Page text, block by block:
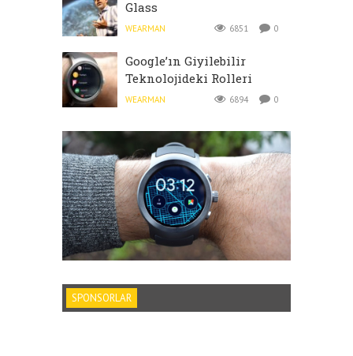
Glass
WEARMAN 6851 0
Google’ın Giyilebilir
Teknolojideki Rolleri
WEARMAN 6894 0
SPONSORLAR